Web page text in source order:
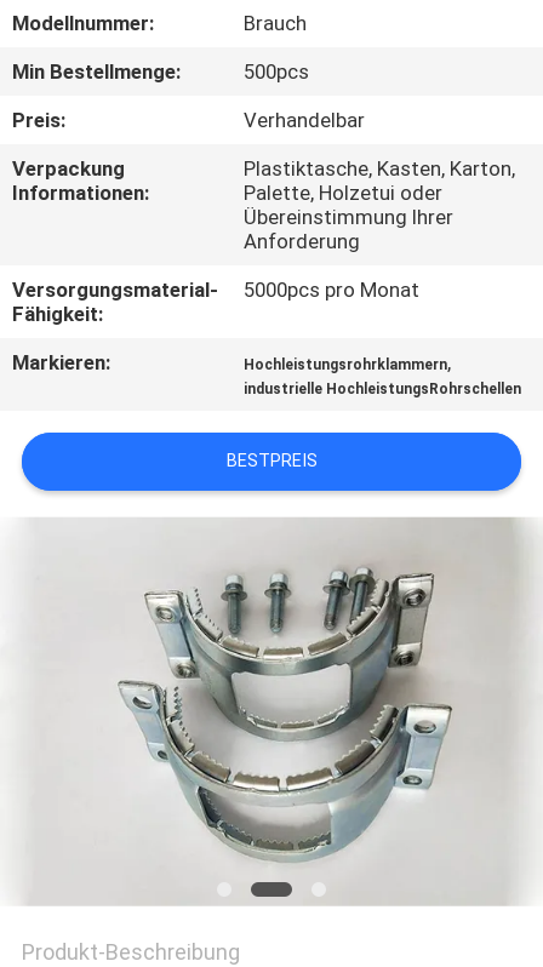
QUALITÄTSKONTROLLE
KONTAKT
MIT
UNS
FÄLLE
SITEMAP
PRIVACY
Modellnummer:
Brauch
Min Bestellmenge:
500pcs
Preis:
Verhandelbar
Verpackung
Informationen:
Plastiktasche, Kasten, Karton,
Palette, Holzetui oder
Übereinstimmung Ihrer
Anforderung
Versorgungsmaterial-
Fähigkeit:
5000pcs pro Monat
Markieren: Hochleistungsrohrklammern,
industrielle HochleistungsRohrschellen
BESTPREIS
Produkt-Beschreibung